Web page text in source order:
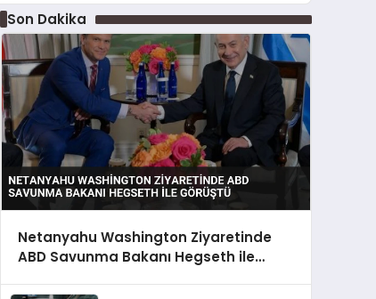
Son Dakika
Netanyahu Washington Ziyaretinde
ABD Savunma Bakanı Hegseth ile